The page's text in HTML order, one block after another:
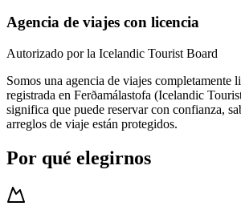
Agencia de viajes con licencia
Autorizado por la Icelandic Tourist Board
Somos una agencia de viajes completamente
registrada en Ferðamálastofa (Icelandic
significa que puede reservar con confianza,
arreglos de viaje están protegidos.
Por qué elegirnos